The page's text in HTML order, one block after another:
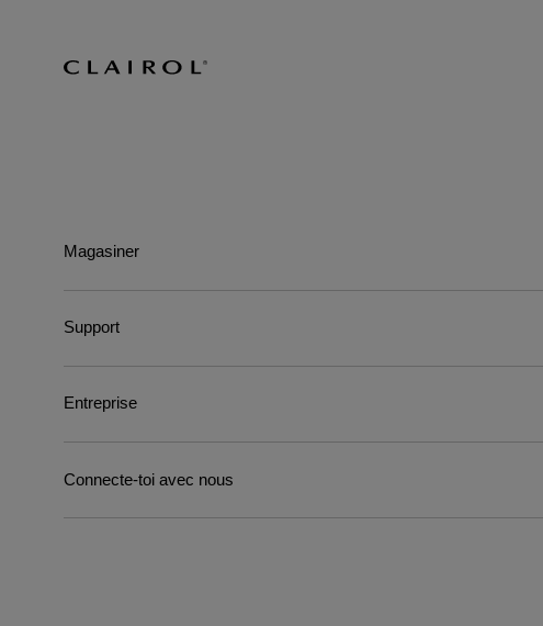
Magasiner
Support
Entreprise
Connecte-toi avec nous